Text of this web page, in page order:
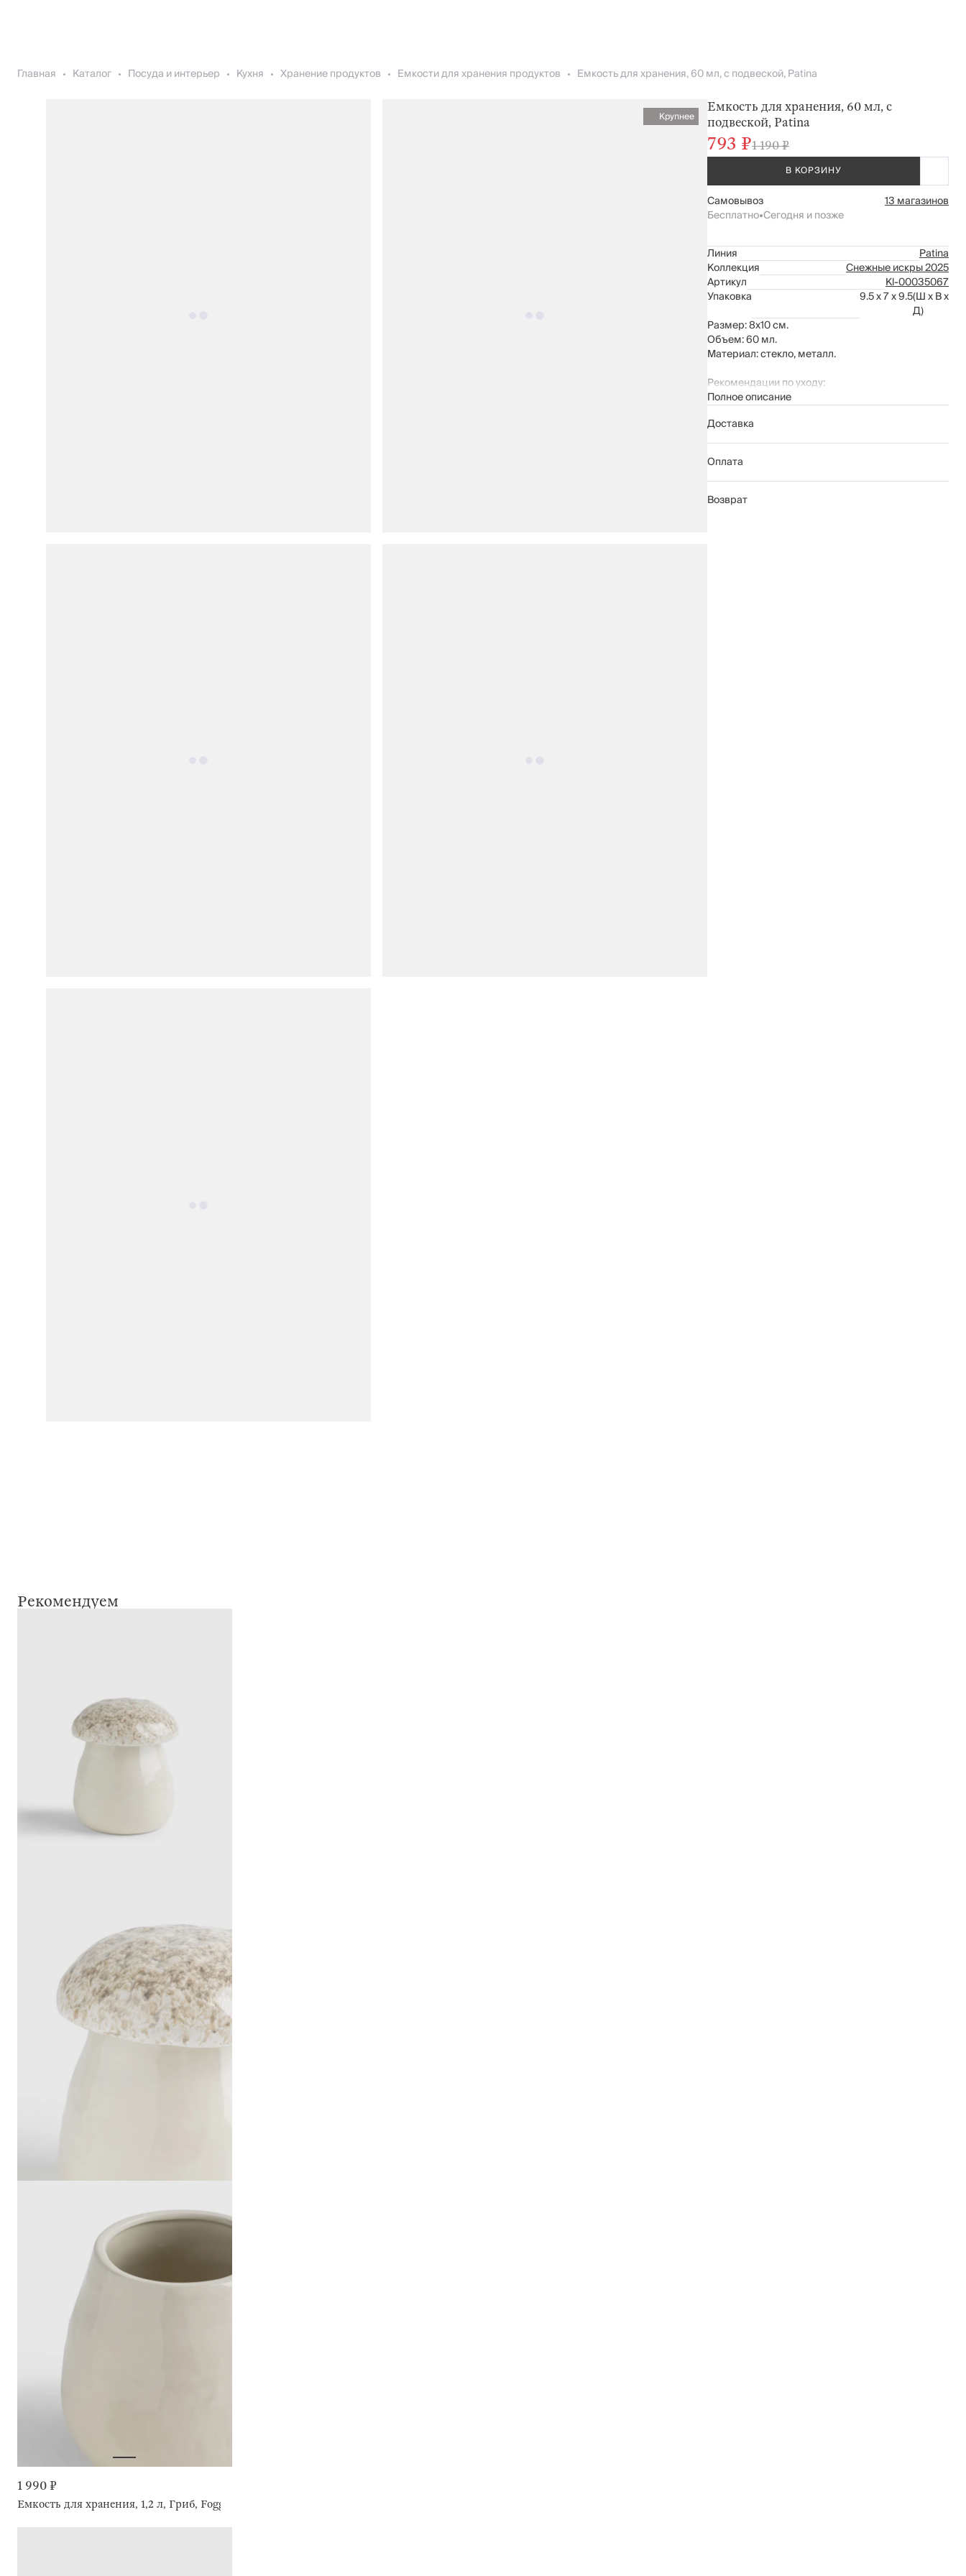
Главная Каталог Посуда и интерьер Кухня Хранение продуктов Емкости для хранения продуктов Емкость для хранения, 60 мл, с подвеской, Patina
Крупнее
Емкость для хранения, 60 мл, с
подвеской, Patina
793 ₽1 190 ₽
В КОРЗИНУ
Самовывоз
13 магазинов
Бесплатно•Сегодня и позже
Линия
Patina
Коллекция
Снежные искры 2025
Артикул
Kl-00035067
Упаковка
9.5 x 7 x 9.5(Ш x В x
Д)
Размер: 8х10 см.
Объем: 60 мл.
Материал: стекло, металл.
Рекомендации по уходу:
мыть вручную с применением мягких
не использовать для ухода абразивные
чистящие средства и жесткие губки
нельзя мыть в посудомоечной машине
Полное описание
Доставка
Оплата
Возврат
Рекомендуем
1 990 ₽
Емкость для хранения, 1,2 л, Гриб, Foggy forest